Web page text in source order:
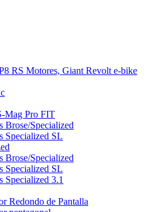
RS Motores, Giant Revolt e-bike
Mag Pro FIT
Brose/Specialized
Specialized SL
Brose/Specialized
Specialized SL
Specialized 3.1
Redondo de Pantalla